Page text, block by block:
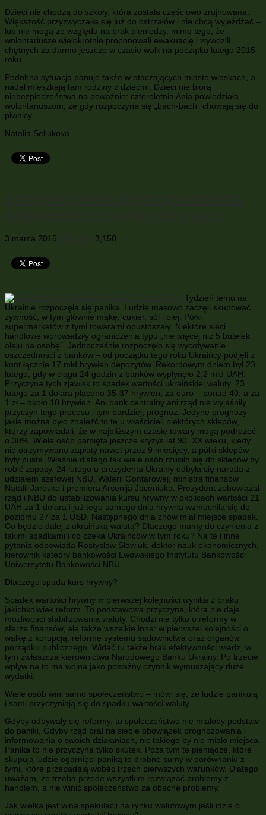
Dzieci nie chodzą do szkoły, która została częściowo zrujnowana.
Większość przyzwyczaiła się już do ostrzałów i nie chcą wyjeżdżać –
lub nie mogą ze względu na brak pieniędzy, mimo tego, że
wolontariusze wielokrotnie proponowali ewakuację i wywozili
chętnych za darmo jeszcze w czasie walk na początku lutego 2015
roku.
Podobna sytuacja panuje także w otaczających miasto wioskach, a
nadal mieszkają tam rodziny z dziećmi. Dzieci nie biorą
niebezpieczeństwa na poważnie: czteroletnia Ania powiedziała
wolontariuszom, że gdy rozpoczyna się „bach-bach” chowają się do
piwnicy…
Natalia Seliukova
3 marca 2015 3,150
Tydzień temu na
Ukrainie rozpoczęła się panika. Ludzie masowo zaczęli skupować
żywność, w tym głównie mąkę, cukier, sól i olej. Półki
supermarketów z tymi towarami opustoszały. Niektóre sieci
handlowe wprowadziły ograniczenia typu „nie więcej niż 5 butelek
oleju na osobę”. Jednocześnie rozpoczęło się wycofywanie
oszczędności z banków – od początku tego roku Ukraińcy podjęli z
kont łącznie 17 mld hrywien depozytów. Rekordowym dniem był 23
lutego, gdy w ciągu 24 godzin z banków wypłynęło 2,2 mld UAH.
Przyczyna tych zjawisk to spadek wartości ukraińskiej waluty. 23
lutego za 1 dolara płacono 35-37 hrywien, za euro – ponad 40, a za
1 zł – około 10 hrywien. Ani bank centralny ani rząd nie wyjaśniły
przyczyn tego procesu i tym bardziej, prognoz. Jedyne prognozy
jakie można było znaleźć to te u właścicieli niektórych sklepów,
którzy zapowiadali, że w najbliższym czasie towary mogą podrożeć
o 30%. Wiele osób pamięta jeszcze kryzys lat 90. XX wieku, kiedy
nie otrzymywano zapłaty nawet przez 9 miesięcy, a półki sklepów
były puste. Właśnie dlatego tak wiele osób rzuciło się do sklepów by
robić zapasy. 24 lutego u prezydenta Ukrainy odbyła się narada z
udziałem szefowej NBU, Walerii Gontarowej, ministra finansów
Natalii Jaresko i premiera Arsenija Jaceniuka. Prezydent zobowiązał
rząd i NBU do ustabilizowania kursu hrywny w okolicach wartości 21
UAH za 1 dolara i już tego samego dnia hrywna wzmocniła się do
poziomu 27 za 1 USD. Następnego dnia znów miał miejsce spadek.
Co będzie dalej z ukraińską walutą? Dlaczego mamy do czynienia z
takimi spadkami i co czeka Ukraińców w tym roku? Na te i inne
pytania odpowiada Rostysław Sławiuk, doktor nauk ekonomicznych,
kierownik katedry bankowości Lwowskiego Instytutu Bankowości
Uniwersytetu Bankowości NBU.
Dlaczego spada kurs hrywny?
Spadek wartości hrywny w pierwszej kolejności wynika z braku
jakichkolwiek reform. To podstawowa przyczyna, która nie daje
możliwości stabilizowania waluty. Chodzi nie tylko o reformy w
sferze finansów, ale także wszelkie inne: w pierwszej kolejności o
walkę z korupcją, reformę systemu sądownictwa oraz organów
porządku publicznego. Widać tu także brak efektywności władz, w
tym zwłaszcza kierownictwa Narodowego Banku Ukrainy. Po trzecie
wpływ na to ma wojna jako poważny czynnik wymuszający duże
wydatki.
Wiele osób wini samo społeczeństwo – mówi się, że ludzie panikują
i sami przyczyniają się do spadku wartości waluty.
Gdyby odbywały się reformy, to społeczeństwo nie miałoby podstaw
do paniki. Gdyby rząd brał na siebie obowiązek prognozowania i
informowania o swoich działaniach, nic takiego by nie miało miejsca.
Panika to nie przyczyna tylko skutek. Poza tym te pieniądze, które
skupują ludzie ogarnięci paniką to drobne sumy w porównaniu z
tymi, które przepadają wobec trzech pierwszych warunków. Dlatego
uważam, że trzeba przede wszystkim rozwiązać problemy z
handlem, a nie winić społeczeństwo za obecne problemy.
Jak wielka jest wina spekulacji na rynku walutowym jeśli idzie o